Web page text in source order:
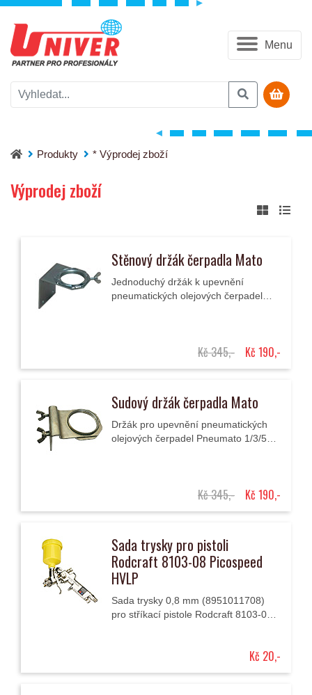
Menu
Produkty * Výprodej zboží
Výprodej zboží
Stěnový držák čerpadla Mato
Jednoduchý držák k upevnění
pneumatických olejových čerpadel
Kč 345,- Kč 190,-
Sudový držák čerpadla Mato
Držák pro upevnění pneumatických
olejových čerpadel Pneumato 1/3/5
Kč 345,- Kč 190,-
Sada trysky pro pistoli
Rodcraft 8103-08 Picospeed
HVLP
Sada trysky 0,8 mm (8951011708)
pro stříkací pistole Rodcraft 8103-08
Kč 20,-